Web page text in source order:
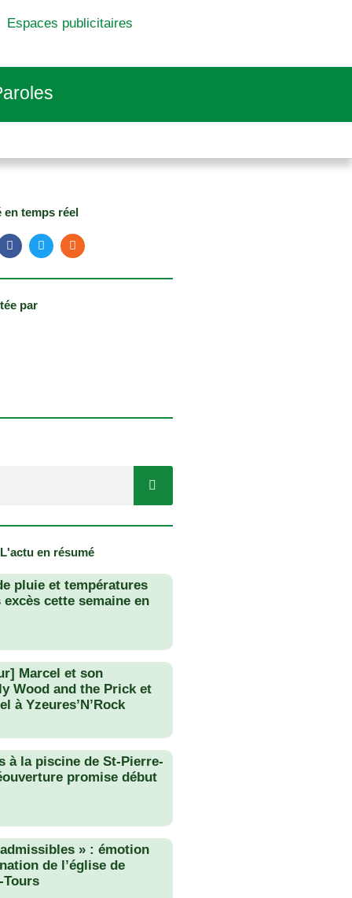
Espaces publicitaires
en temps réel
par
en résumé
pluie et températures
cette semaine en
Marcel et son
Wood and the Prick et
à Yzeures’N’Rock
à la piscine de St-Pierre-
promise début
» : émotion
de l’église de
Tours